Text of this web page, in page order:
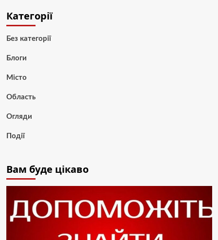
Категорії
Без категорії
Блоги
Місто
Область
Огляди
Події
Вам буде цікаво